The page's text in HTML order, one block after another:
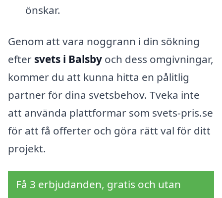
önskar.
Genom att vara noggrann i din sökning
efter svets i Balsby och dess omgivningar,
kommer du att kunna hitta en pålitlig
partner för dina svetsbehov. Tveka inte
att använda plattformar som svets-pris.se
för att få offerter och göra rätt val för ditt
projekt.
Få 3 erbjudanden, gratis och utan